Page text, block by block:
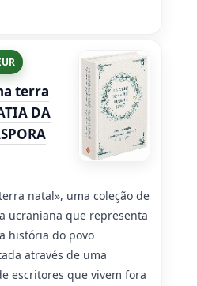
terra
DA
natal», uma coleção de
ucraniana que representa
história do povo
através de uma
escritores que vivem fora